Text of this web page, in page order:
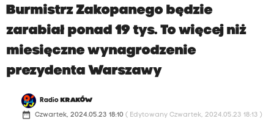
Burmistrz Zakopanego będzie
zarabiał ponad 19 tys. To więcej niż
miesięczne wynagrodzenie
prezydenta Warszawy
Radio KRAKÓW
date_range Czwartek, 2024.05.23 18:10 ( Edytowany Czwartek, 2024.05.23 18:13 )